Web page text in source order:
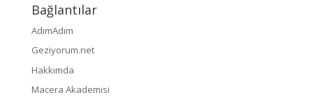
Bağlantılar
AdımAdım
Geziyorum.net
Hakkımda
Macera Akademisi